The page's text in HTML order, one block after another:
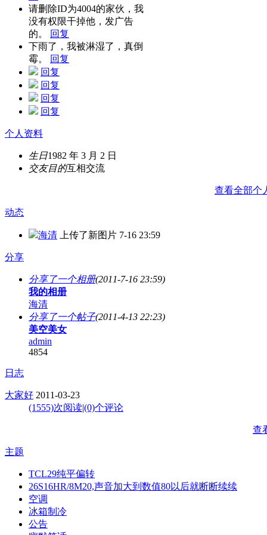
请删除ID为4004的家伙，我
没有权限干掉他，发广告
的。
回复
下雨了，我被淋湿了，真倒
霉。
回复
回复
回复
回复
回复
个人资料
生日1982 年 3 月 2 日
交友目的互相交流
查看全部个
动态
海清 上传了新图片 7-16 23:59
分享
分享了一个相册(2011-7-16 23:59)
我的相册
海清
分享了一个帖子(2011-4-13 22:23)
美空美女
admin
4854
日志
大家好 2011-03-23
(1555)次阅读|(0)个评论
查
主题
TCL29纯平偏转
26S16HR/8M20,声音加大到数值80以后就断断续续
空调
冰箱制冷
公告